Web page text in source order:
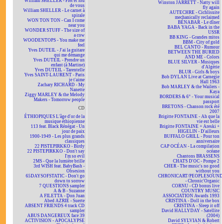
de vous
William SHELLER - Le carnet à
spirale
WON TON TON - Can I come
near you
WONDER STUFF - The size of
a cow
WOODENTOPS - You make me
feel
Yves DUTEIL - J'ai la guitare
qui me démange
Yves DUTEIL - Prendre un
enfant (à Martine)
Yves DUTEIL - Tarentelle
Yves SAINT-LAURENT - Paris
je t'aime
Zachary RICHARD - My
Nanette
Ziggy MARLEY & the Melody
Makers - Tomorrow people
CD
ÉTHIOPIQUES L'âge d'or de la
musique éthiopienne
113 feat. Black Rénégat - Un
jour de paix
1900-1949 - Les plus grands
classiques
22 PISTEPIRKKO - Birdy
22 PISTEPIRKKO - Don't say
I'm so evil
2MS - Que la lumière brille
3rd WISH feat. BabyBash -
Obsesion
65DAYSOFSTATIC - Don't go
down to sorrow
7 QUESTIONS sampler
A & B - Suzanne
A FILETTA - Don Juan
Abed AZRIÉ - Suerte
ABSENT FRIENDS 4 track CD
sampler
ABUS DANGEREUX face 39
ACTIVISION - APOCALYPSE
Winston JARRETT - Natty will
fly again
AUTECHRE - Cichlisuite
mechanically reclaimed
BÉNABAR - Le dîner
BABA YAGA - Back in the
USSR
BB KING - Grandes mitos
BBM - City of gold
BEL CANTO - Rumour
BETWEEN THE BURIED
AND ME - Colors
BLUE SILVER - Musiques
d'Algérie
BLUR - Girls & boys
Bob DYLAN Live at Carnegie
Hall 1963
Bob MARLEY & the Wailers -
Kaya
BORDERS & 6° - Your musical
passport
BRETONS - Chanson rock été
2007
Brigitte FONTAINE - Ah que la
vie est belle
Brigitte FONTAINE + Areski +
HIGELIN - D'ailleurs
BUFFALO GRILL - Pour ton
anniversaire
CAP OCÉAN - La compilation
océane
Chantons BRASSENS
CHATS D'OC - Pompe 2
CHER - The music's no good
without you
CHRONICART/
- Chronic'Organic
CORNU - CD bonus live
COUNTRY MUSIC
ASSOCIATION Awards 1993
CRISTINA - Doll in the box
CRISTINA - Sleep it off
David HALLYDAY - Satellite
(2004)
David SYLVIAN & Robert